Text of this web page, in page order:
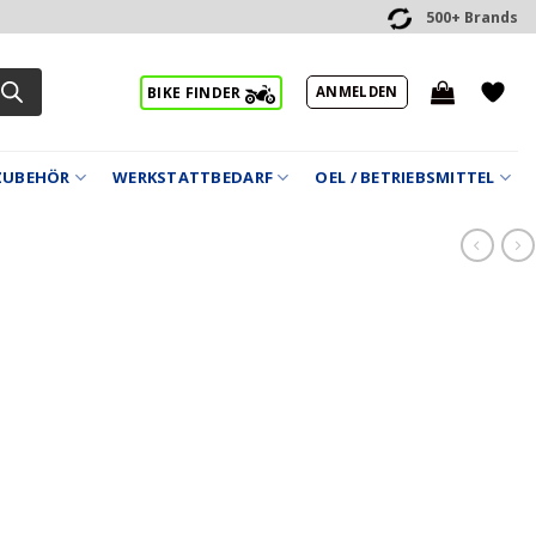
500+ Brands
BIKE FINDER ANMELDEN
WERKSTATTBEDARF OEL / BETRIEBSMITTEL